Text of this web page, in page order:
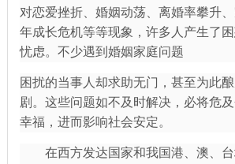
对恋爱挫折、婚姻动荡、离婚率攀升
年成长危机等等现象，许多人产生了
忧虑。不少遇到婚姻家庭问题
困扰的当事人却求助无门，甚至为此
剧。这些问题如不及时解决，必将危
幸福，进而影响社会安定。
在西方发达国家和我国港、澳、台